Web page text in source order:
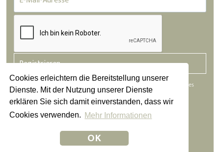
Cookies erleichtern die Bereitstellung unserer
Dienste. Mit der Nutzung unserer Dienste
erklären Sie sich damit einverstanden, dass wir
Cookies verwenden. Mehr Informationen
OK
Registrieren
Die abgesendeten Daten werden nur zum Zweck der Bearbeitung Ihres
Anliegens verarbeitet. Weitere Informationen finden Sie in unserer
Datenschutzerklärung.
Datenschutz|Impressum |AGB